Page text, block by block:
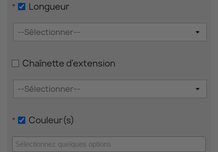
* Longueur
Chaînette d'extension
* Couleur(s)